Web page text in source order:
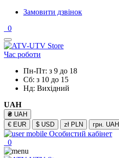
Замовити дзвінок
0
Час роботи
Пн-Пт: з 9 до 18
Сб: з 10 до 15
Нд: Вихідний
UAH
₴ UAH
€ EUR $ USD zł PLN грн. UAH
Особистий кабінет
0